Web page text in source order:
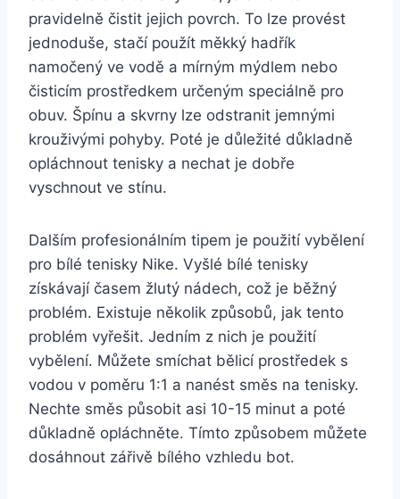
⁣pravidelně čistit⁣ jejich​ povrch.​ To lze⁢ provést
jednoduše, stačí ⁢použít měkký hadřík
namočený ve vodě a ‍mírným ‌mýdlem nebo​
čisticím prostředkem určeným speciálně pro
obuv. Špínu ⁤a skvrny lze odstranit jemnými
krouživými‌ pohyby.⁣ Poté je​ důležité důkladně
opláchnout tenisky a nechat je ⁣dobře
vyschnout ve stínu.
Dalším⁣ profesionálním tipem je použití vybělení
pro bílé ⁤tenisky Nike. Vyšlé⁢ bílé tenisky‍
získávají⁢ časem žlutý nádech, což je běžný​
problém.‌ Existuje několik způsobů, jak tento
⁤problém vyřešit. Jedním z⁣ nich je použití
vybělení. Můžete smíchat‍ bělicí prostředek s
vodou v poměru 1:1​ a nanést směs na tenisky.
Nechte směs‍ působit asi 10-15 minut ‍a poté‌
důkladně opláchněte. Tímto způsobem můžete
dosáhnout zářivě bílého vzhledu bot.